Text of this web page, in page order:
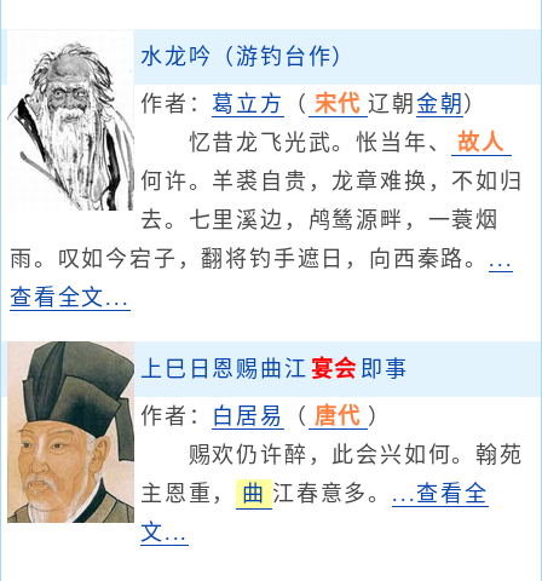
水龙吟（游钓台作）
作者：葛立方 （ 宋代 辽朝 金朝 ）
忆昔龙飞光武。怅当年、
故人
何许。羊裘自贵，龙章难换，不如归
去。七里溪边，鸬鸶源畔，一蓑烟
雨。叹如今宕子，翻将钓手遮日，向西秦路。 ...
查看全文...
上巳日恩赐曲江 宴会 即事
作者： 白居易 （ 唐代 ）
赐欢仍许醉，此会兴如何。翰苑
主恩重，
曲 江春意多。 ...查看全
文...